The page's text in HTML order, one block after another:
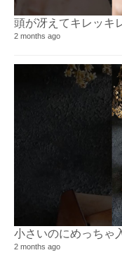
頭が冴えてキレッキ
2 months ago
小さいのにめっちゃ
2 months ago